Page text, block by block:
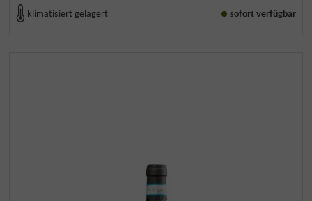
klimatisiert gelagert sofort verfügbar